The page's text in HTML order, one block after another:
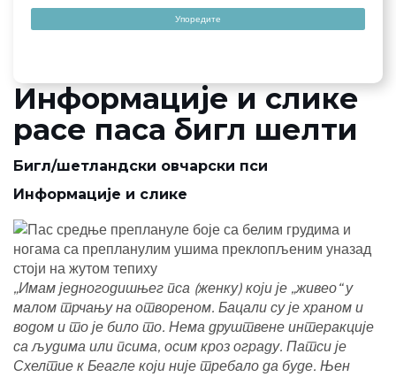
Упоредите
Информације и слике
расе паса бигл шелти
Бигл/шетландски овчарски пси
Информације и слике
„Имам једногодишњег пса (женку) који је „живео“ у
малом трчању на отвореном. Бацали су је храном и
водом и то је било то. Нема друштвене интеракције
са људима или псима, осим кроз ограду. Патси је
Схелтие к Беагле који није требало да буде. Њен